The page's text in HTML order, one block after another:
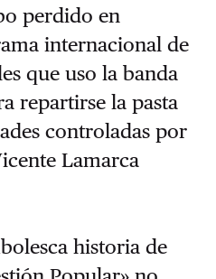
perdido en
internacional de
que uso la banda
repartirse la pasta
controladas por
Lamarca
historia de